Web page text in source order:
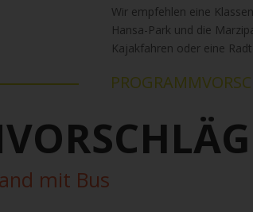
Wir empfehlen eine
Hansa-Park und die
Kajakfahren oder eine
mit Bus